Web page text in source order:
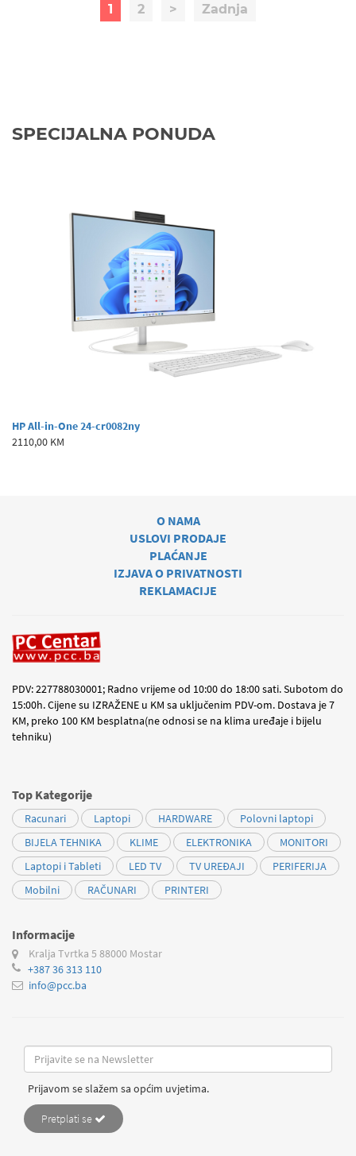
1 2 > Zadnja
SPECIJALNA PONUDA
HP All-in-One 24-cr0082ny
2110,00 KM
O NAMA
USLOVI PRODAJE
PLAĆANJE
IZJAVA O PRIVATNOSTI
REKLAMACIJE
PDV: 227788030001; Radno vrijeme od 10:00 do 18:00 sati. Subotom do
15:00h. Cijene su IZRAŽENE u KM sa uključenim PDV-om. Dostava je 7
KM, preko 100 KM besplatna(ne odnosi se na klima uređaje i bijelu
tehniku)
Top Kategorije
Racunari Laptopi HARDWARE
Polovni laptopi
BIJELA TEHNIKA
KLIME ELEKTRONIKA
MONITORI
Laptopi i Tableti
LED TV TV UREĐAJI
PERIFERIJA
Mobilni
RAČUNARI PRINTERI
Informacije
Kralja Tvrtka 5 88000 Mostar
+387 36 313 110
info@pcc.ba
Prijavom se slažem sa općim uvjetima.
Pretplati se